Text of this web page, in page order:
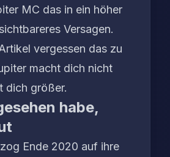
MC das in ein höher
Versagen.
vergessen das zu
macht dich nicht
dich größer.
habe,
Ende 2020 auf ihre